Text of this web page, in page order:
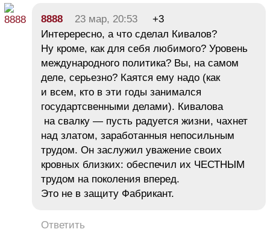
8888 23 мар, 20:53
+3
Интерересно, а что сделал Кивалов?
Ну кроме, как для себя любимого? Уровень
международного политика? Вы, на самом
деле, серьезно? Каятся ему надо (как
и всем, кто в эти годы занимался
государтсвенными делами). Кивалова
на свалку — пусть радуется жизни, чахнет
над златом, заработанныя непосильным
трудом. Он заслужил уважение своих
кровных близких: обеспечил их ЧЕСТНЫМ
трудом на поколения вперед.
Это не в защиту Фабрикант.
Ответить